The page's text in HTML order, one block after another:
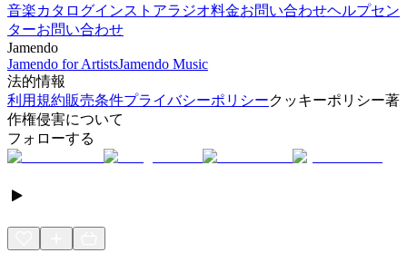
音楽カタログインストアラジオ料金お問い合わせヘルプセン
ターお問い合わせ
Jamendo
Jamendo for ArtistsJamendo Music
法的情報
利用規約販売条件プライバシーポリシークッキーポリシー著
作権侵害について
フォローする